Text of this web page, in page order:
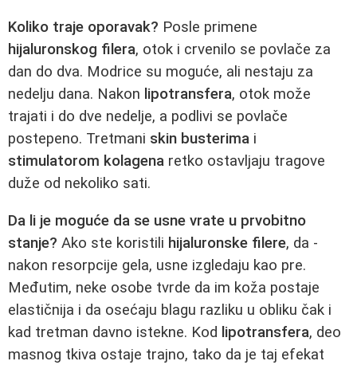
Koliko traje oporavak? Posle primene
hijaluronskog filera, otok i crvenilo se povlače za
dan do dva. Modrice su moguće, ali nestaju za
nedelju dana. Nakon lipotransfera, otok može
trajati i do dve nedelje, a podlivi se povlače
postepeno. Tretmani skin busterima i
stimulatorom kolagena retko ostavljaju tragove
duže od nekoliko sati.
Da li je moguće da se usne vrate u prvobitno
stanje? Ako ste koristili hijaluronske filere, da -
nakon resorpcije gela, usne izgledaju kao pre.
Međutim, neke osobe tvrde da im koža postaje
elastičnija i da osećaju blagu razliku u obliku čak i
kad tretman davno istekne. Kod lipotransfera, deo
masnog tkiva ostaje trajno, tako da je taj efekat